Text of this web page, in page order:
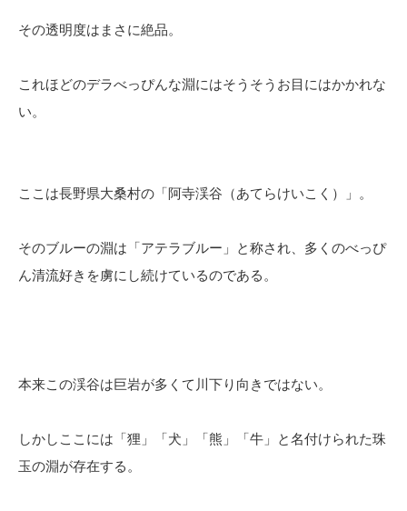
その透明度はまさに絶品。
これほどのデラべっぴんな淵にはそうそうお目にはかかれな
い。
ここは長野県大桑村の「阿寺渓谷（あてらけいこく）」。
そのブルーの淵は「アテラブルー」と称され、多くのべっぴ
ん清流好きを虜にし続けているのである。
本来この渓谷は巨岩が多くて川下り向きではない。
しかしここには「狸」「犬」「熊」「牛」と名付けられた珠
玉の淵が存在する。